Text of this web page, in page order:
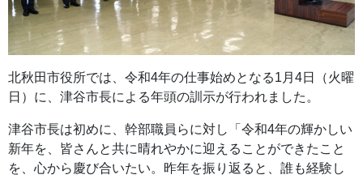
北秋田市役所では、令和4年の仕事始めとなる1月4日（火曜
日）に、津谷市長による年頭の訓示が行われました。
津谷市長は初めに、幹部職員らに対し「令和4年の輝かしい
新年を、皆さんと共に晴れやかに迎えることができたこと
を、心から慶び合いたい。昨年を振り返ると、誰も経験し